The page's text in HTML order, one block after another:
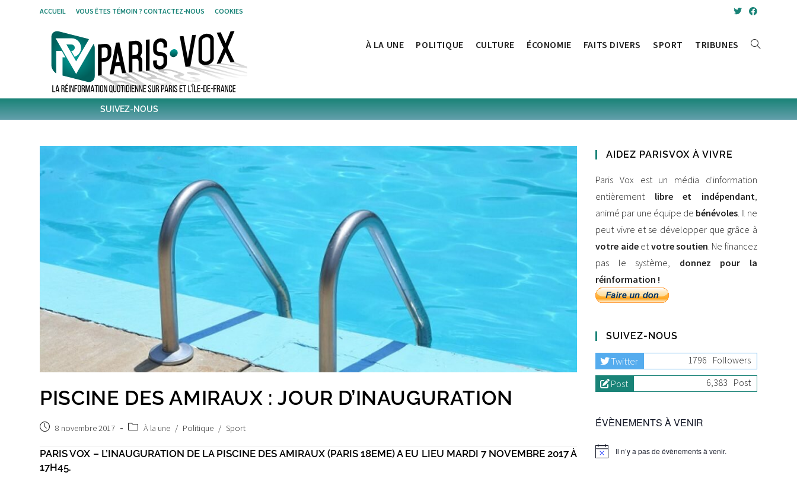
ACCUEIL VOUS ÊTES TÉMOIN ? CONTACTEZ-NOUS COOKIES
À LA UNE POLITIQUE CULTURE ÉCONOMIE FAITS DIVERS SPORT TRIBUNES TOGGLE
SUIVEZ-NOUS
PISCINE DES AMIRAUX : JOUR D’INAUGURATION
Post8 novembre 2017
PostÀ la une / Politique / Sport
PARIS VOX – L’INAUGURATION DE LA PISCINE DES AMIRAUX (PARIS 18EME) A EU LIEU MARDI 7 NOVEMBRE 2017 À
17H45.
AIDEZ PARISVOX À VIVRE
Paris Vox est un média d'information
entièrement libre et indépendant,
animé par une équipe de bénévoles. Il ne
peut vivre et se développer que grâce à
votre aideetvotre soutien. Ne financez
pas le système, donnez pour la
réinformation !
SUIVEZ-NOUS
Twitter 1796 Followers
Post
6,383 Post
ÉVÈNEMENTS À VENIR
Il n’y a pas de évènements à venir.